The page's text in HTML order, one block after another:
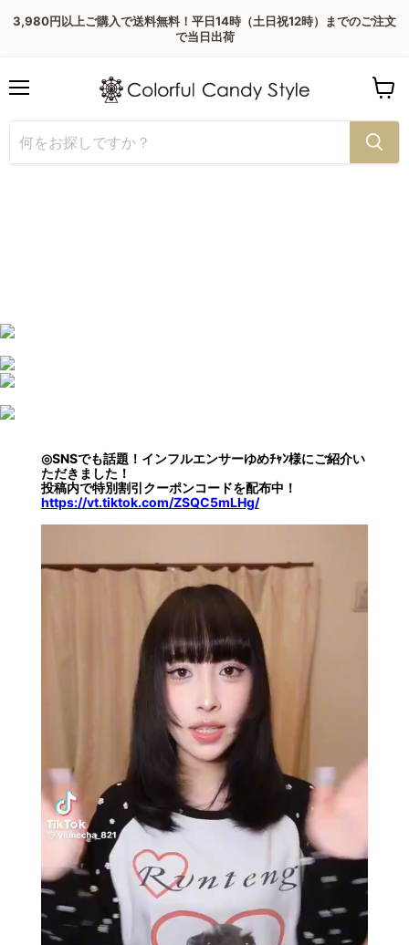
3,980円以上ご購入で送料無料！平日14時（土日祝12時）までのご注文
で当日出荷
cart
◎SNSでも話題！インフルエンサーゆめﾁｬﾝ様にご紹介い
ただきました！
投稿内で特別割引クーポンコードを配布中！
https://vt.tiktok.com/ZSQC5mLHg/